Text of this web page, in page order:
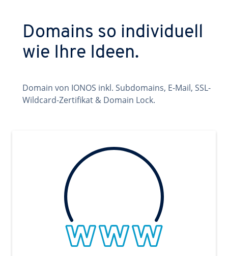
Domains so individuell
wie Ihre Ideen.
Domain von IONOS inkl. Subdomains, E-Mail, SSL-
Wildcard-Zertifikat & Domain Lock.